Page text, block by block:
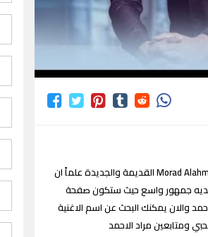
اغاني مراد الاحمد : نقدم لكم زوارنا الكرام جميع اغاني مراد الاحمد Morad Alahmad songs القديمة والجديدة علماً ان
السعودية ولديه جمهور واسع حيث ستكون صفحة
والان يمكنك البحث عن اسم الاغنية
ومتابعين مراد الاحمد